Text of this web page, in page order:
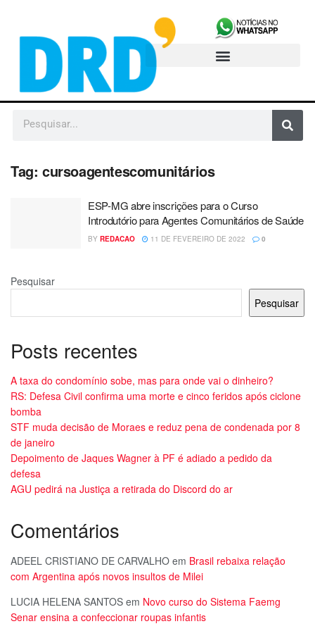
Tag: cursoagentescomunitários
ESP-MG abre inscrições para o Curso
Introdutório para Agentes Comunitários de Saúde
BY REDACAO 11 DE FEVEREIRO DE 2022 0
Pesquisar
Pesquisar
Posts recentes
A taxa do condomínio sobe, mas para onde vai o dinheiro?
RS: Defesa Civil confirma uma morte e cinco feridos após ciclone
bomba
STF muda decisão de Moraes e reduz pena de condenada por 8
de janeiro
Depoimento de Jaques Wagner à PF é adiado a pedido da
defesa
AGU pedirá na Justiça a retirada do Discord do ar
Comentários
ADEEL CRISTIANO DE CARVALHO em Brasil rebaixa relação
com Argentina após novos insultos de Milei
LUCIA HELENA SANTOS em Novo curso do Sistema Faemg
Senar ensina a confeccionar roupas infantis